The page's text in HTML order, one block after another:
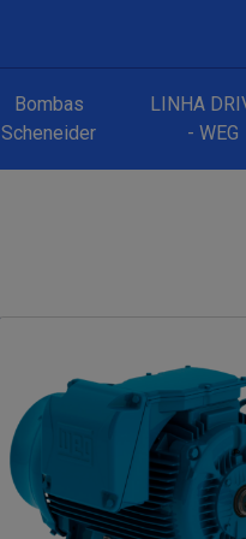
Bombas
Scheneider
LINHA
- WEG